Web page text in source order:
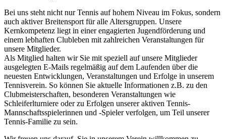
Bei uns steht nicht nur Tennis auf hohem Niveau im Fokus, sondern
auch aktiver Breitensport für alle Altersgruppen. Unsere
Kernkompetenz liegt in einer engagierten Jugendförderung und
einem lebhaften Clubleben mit zahlreichen Veranstaltungen für
unsere Mitglieder.
Als Mitglied halten wir Sie mit speziell auf unsere Mitglieder
ausgelegten E-Mails regelmäßig auf dem Laufenden über die
neuesten Entwicklungen, Veranstaltungen und Erfolge in unserem
Tennisverein. So können Sie aktuelle Informationen z.B. zu den
Clubmeisterschaften, besonderen Veranstaltungen wie
Schleiferlturniere oder zu Erfolgen unserer aktiven Tennis-
Mannschaftsspielerinnen und -Spieler verfolgen, um Teil unserer
Tennis-Familie zu sein.